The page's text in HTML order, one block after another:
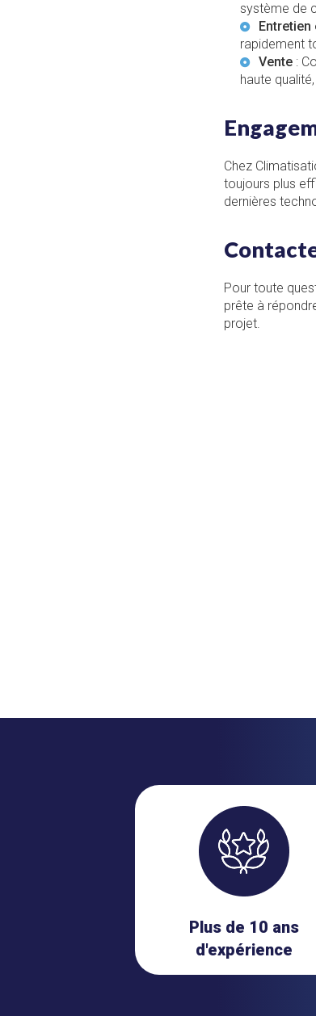
système de
Entretien
rapidement
Vente :
haute
Chez
toujours plus
dernières
Pour toute
prête à
projet.
Plus de 10 ans
d'expérience